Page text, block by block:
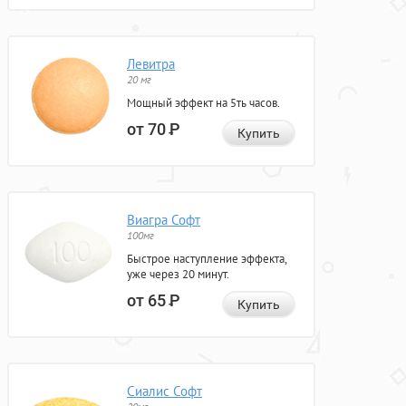
Левитра
20 мг
Мощный эффект на 5ть часов.
от 70Р Купить
Виагра Софт
100мг
Быстрое наступление эффекта,
уже через 20 минут.
от 65Р Купить
Сиалис Софт